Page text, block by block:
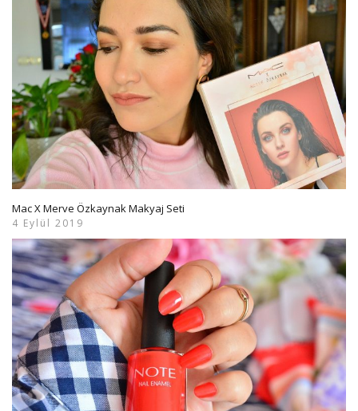
Mac X Merve Özkaynak Makyaj Seti
4 Eylül 2019